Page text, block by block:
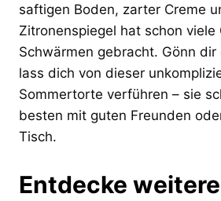
saftigen Boden, zarter Creme
Zitronenspiegel hat schon viele
Schwärmen gebracht. Gönn
lass dich von dieser
Sommertorte verführen – sie
besten mit guten Freunden
Tisch.
Entdecke